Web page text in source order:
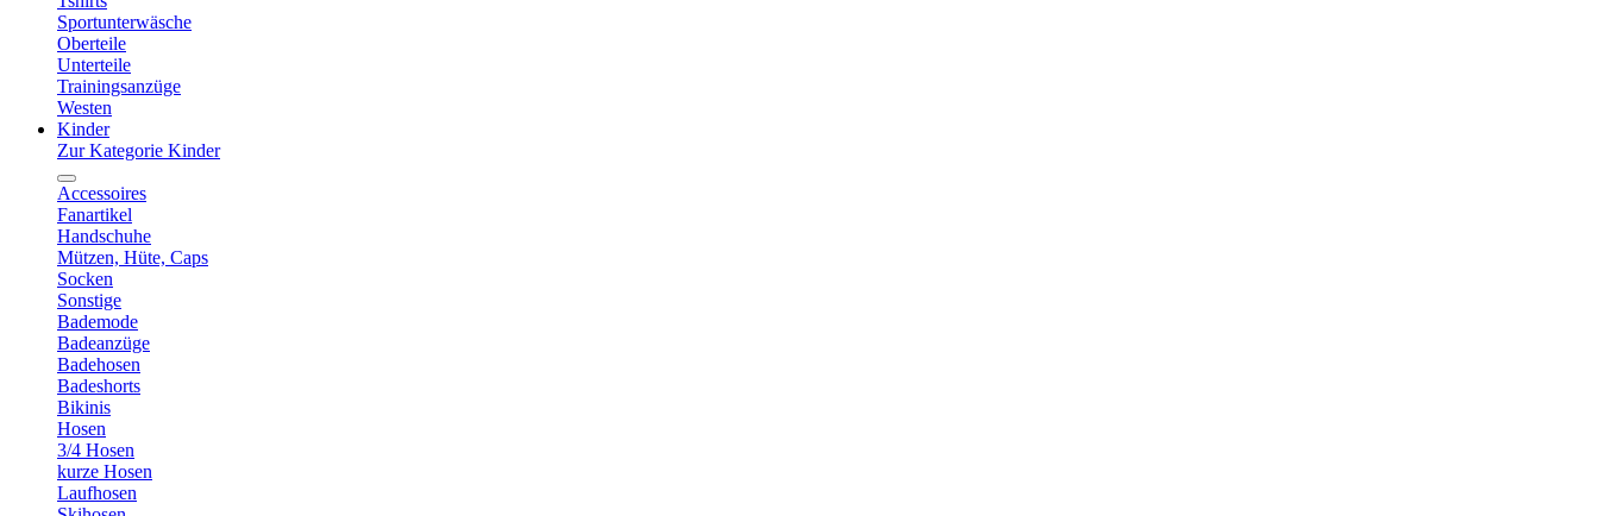
Sportunterwäsche
Oberteile
Unterteile
Trainingsanzüge
Westen
Kinder
Zur Kategorie Kinder
Accessoires
Fanartikel
Handschuhe
Mützen, Hüte, Caps
Socken
Sonstige
Bademode
Badeanzüge
Badehosen
Badeshorts
Bikinis
Hosen
3/4 Hosen
kurze Hosen
Laufhosen